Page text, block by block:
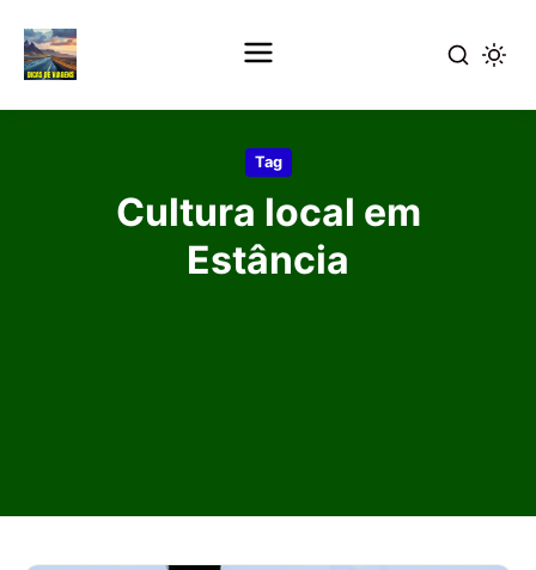
Tag
Cultura local em
Estância